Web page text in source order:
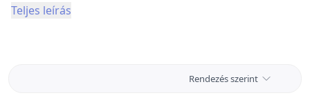
Teljes leírás
Rendezés szerint